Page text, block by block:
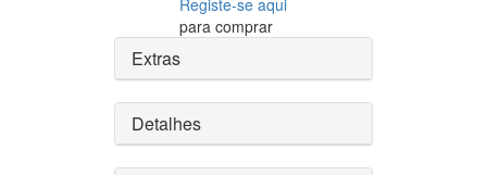
Registe-se aqui
para comprar
Extras
Detalhes